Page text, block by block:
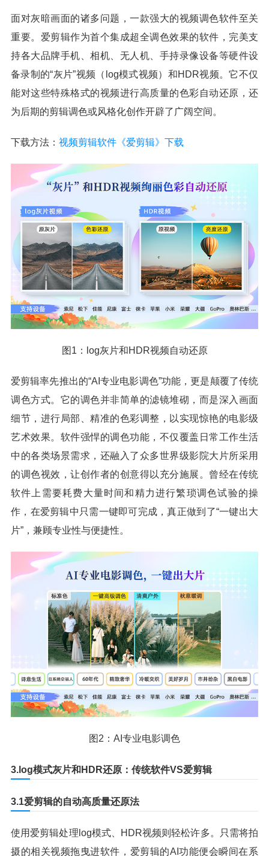
面对灰暗画面的诸多问题，一款强大的视频调色软件至关
重要。爱剪辑作为首个集成超全调色效果的软件，完美支
持各大品牌手机、相机、无人机、手持录像设备等硬件设
备录制的“灰片”视频（log模式视频）和HDR视频。它不仅
能对这些特殊格式的视频进行高质量的色彩自动还原，还
为后期的剪辑调色或风格化创作开辟了广阔空间。
下载方法： 视频剪辑软件《爱剪辑》下载
图1：log灰片和HDR视频自动还原
爱剪辑率先推出的“AI专业电影调色”功能，更是颠覆了传统
调色方式。它的调色并非简单的滤镜堆砌，而是深入画面
细节，进行局部、精准的色彩调整，以实现惊艳的电影级
艺术效果。软件强悍的调色功能，不仅覆盖日常工作生活
中的各类场景需求，还融入了众多世界级影院大片所采用
的调色视效，让创作者的创意得以充分施展。曾经在传统
软件上需要耗费大量时间和精力进行繁琐调色试验的操
作，在爱剪辑中只需一键即可完成，真正做到了“一键出大
片”，兼顾专业性与便捷性。
图2：AI专业电影调色
3.log模式灰片和HDR还原：传统软件VS爱剪辑
3.1爱剪辑的自动高质量还原法
使用爱剪辑处理log模式、HDR视频则轻松许多。只需将拍
摄的相关视频拖曳进软件，爱剪辑的AI功能便会瞬间在系